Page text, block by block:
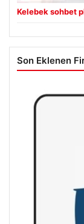
Kelebek sohbet
Son Eklenen